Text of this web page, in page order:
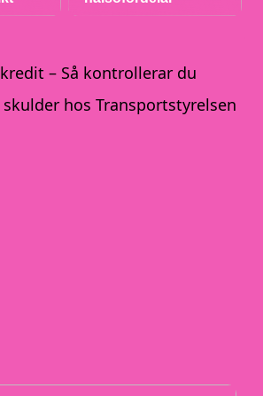
– Så kontrollerar du
hos Transportstyrelsen